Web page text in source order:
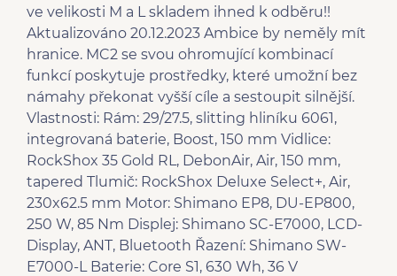
ve velikosti M a L skladem ihned k odběru!!
Aktualizováno 20.12.2023 Ambice by neměly mít
hranice. MC2 se svou ohromující kombinací
funkcí poskytuje prostředky, které umožní bez
námahy překonat vyšší cíle a sestoupit silnější.
Vlastnosti: Rám: 29/27.5, slitting hliníku 6061,
integrovaná baterie, Boost, 150 mm Vidlice:
RockShox 35 Gold RL, DebonAir, Air, 150 mm,
tapered Tlumič: RockShox Deluxe Select+, Air,
230x62.5 mm Motor: Shimano EP8, DU-EP800,
250 W, 85 Nm Displej: Shimano SC-E7000, LCD-
Display, ANT, Bluetooth Řazení: Shimano SW-
E7000-L Baterie: Core S1, 630 Wh, 36 V